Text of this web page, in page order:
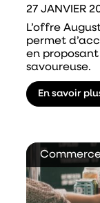
27 JANVIER
L’offre
permet
en
savoureuse.
En savoir